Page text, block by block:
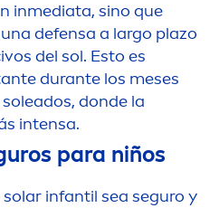
inmediata, sino que
defensa a largo plazo
del sol. Esto es
durante los meses
donde la
intensa.
para niños
solar infantil sea seguro y